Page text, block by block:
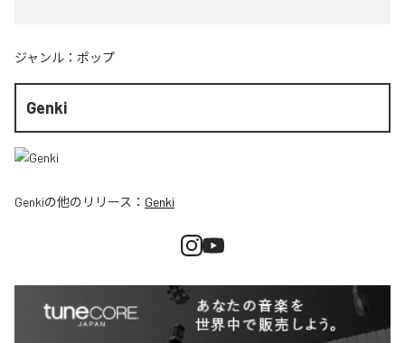
ジャンル： ポップ
Genki
Genkiの他のリリース： Genki